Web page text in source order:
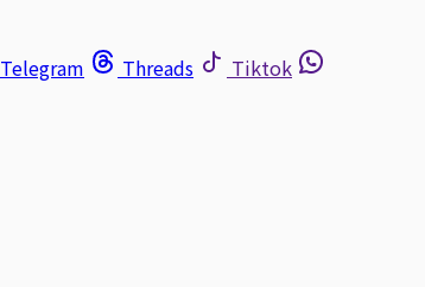
Telegram Threads
Tiktok